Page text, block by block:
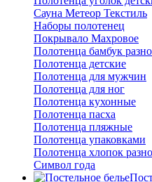
Сауна Метеор Текстиль
Наборы полотенец
Покрывало Махровое
Полотенца бамбук
Полотенца детские
Полотенца для мужчин
Полотенца для ног
Полотенца кухонные
Полотенца пасха
Полотенца пляжные
Полотенца упаковками
Полотенца хлопок
Символ года